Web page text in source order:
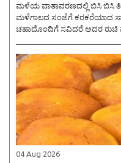
ಮಳೆಯ ವಾತಾವರಣದಲ್ಲಿ ಬಿಸಿ ಬಿಸಿ
ಮಳೆಗಾಲದ ಸಂಜೆಗೆ ಕರಕರೆಯಾದ
ಚಹಾದೊಂದಿಗೆ ಸವಿದರೆ ಅದರ ರುಚಿ
04 Aug 2026